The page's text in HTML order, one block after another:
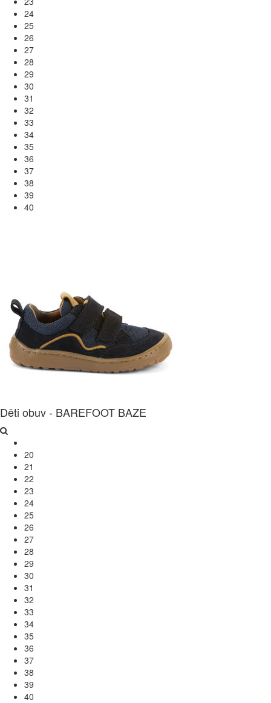
24
25
26
27
28
29
30
31
32
33
34
35
36
37
38
39
40
Děti obuv - BAREFOOT BAZE
20
21
22
23
24
25
26
27
28
29
30
31
32
33
34
35
36
37
38
39
40